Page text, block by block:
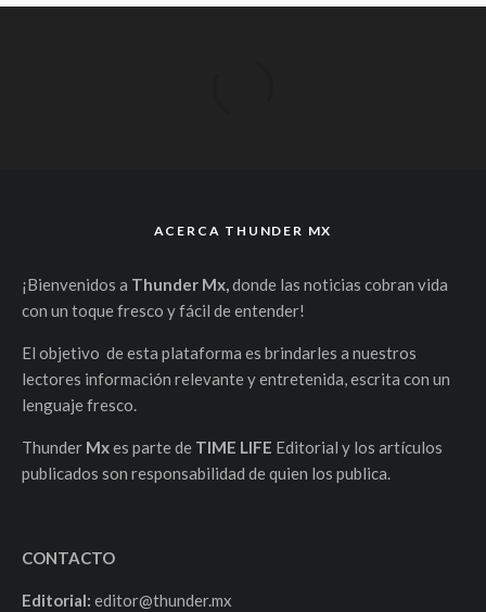
ACERCA THUNDER MX
¡Bienvenidos a Thunder Mx,donde las noticias cobran vida
con un toque fresco y fácil de entender!
El objetivo de esta plataforma es brindarles a nuestros
lectores información relevante y entretenida, escrita con un
lenguaje fresco.
Thunder Mxes parte de TIME LIFE Editorial y los artículos
publicados son responsabilidad de quien los publica.
CONTACTO
Editorial: editor@thunder.mx